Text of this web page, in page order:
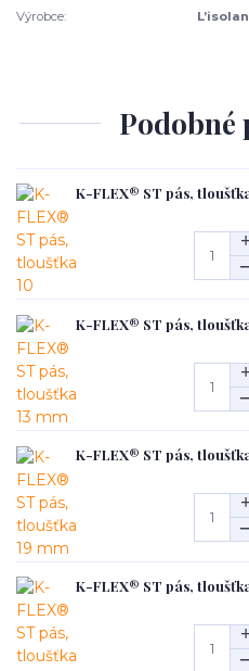
Výrobce:
K-FLEX® ST pás,
K-FLEX® ST pás,
K-FLEX® ST pás,
K-FLEX® ST pás,